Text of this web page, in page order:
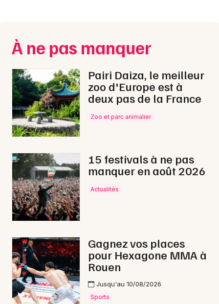
Conférences en Normandie
Newsletter des sorties
Artistes en tournée
Actus à Carentan-les-Marais
Magazine à Carentan-les-Marais
Choisir mes départements
À ne pas manquer
Pairi Daiza, le meilleur
zoo d'Europe est à
deux pas de la France
Zoo et parc animalier
15 festivals à ne pas
manquer en août 2026
Actualités
Gagnez vos places
pour Hexagone MMA à
Rouen
Jusqu'au 10/08/2026
Sports